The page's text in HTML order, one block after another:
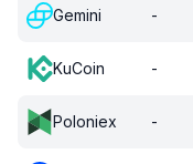
Gemini -
KuCoin -
Poloniex -